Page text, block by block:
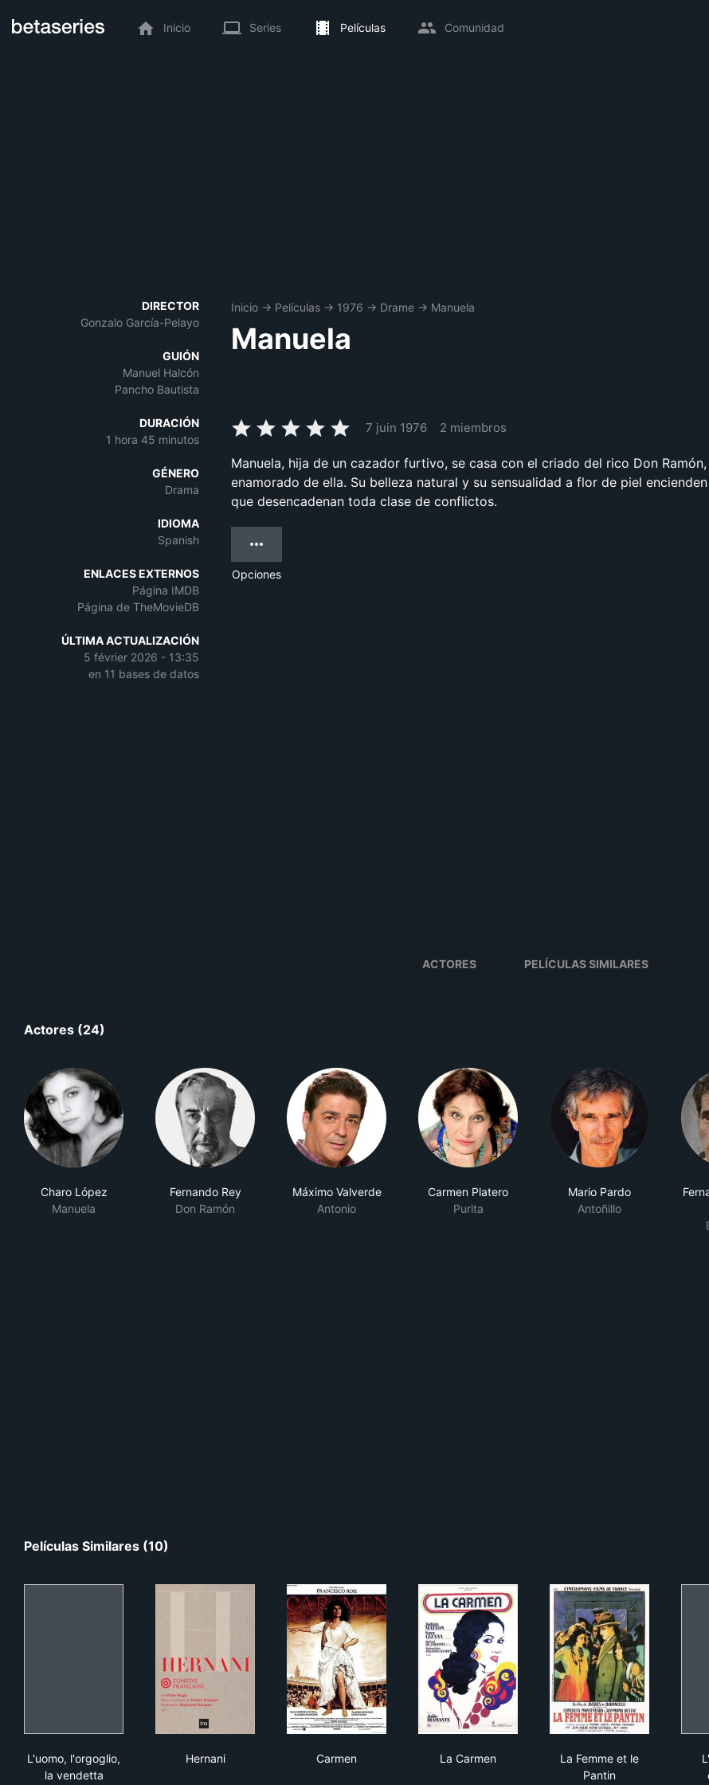
Inicio Series Películas Comunidad
DIRECTOR
Gonzalo García-Pelayo
GUIÓN
Manuel Halcón
Pancho Bautista
DURACIÓN
1 hora 45 minutos
GÉNERO
Drama
IDIOMA
Spanish
ENLACES EXTERNOS
Página IMDB
Página de TheMovieDB
ÚLTIMA ACTUALIZACIÓN
5 février 2026 - 13:35
en 11 bases de datos
Inicio → Películas → 1976 → Drame → Manuela
Manuela
7 juin 1976 2 miembros
Manuela, hija de un cazador furtivo, se casa con el criado del rico Don
enamorado de ella. Su belleza natural y su sensualidad a flor de piel
que desencadenan toda clase de conflictos.
Opciones
ACTORES PELÍCULAS SIMILARES
Actores (24)
Charo López
Manuela
Fernando Rey
Don Ramón
Máximo Valverde
Antonio
Carmen Platero
Purita
Mario Pardo
Antoñillo
Películas Similares (10)
L'uomo, l'orgoglio,
la vendetta
Hernani
Carmen
La Carmen
La Femme et le
Pantin